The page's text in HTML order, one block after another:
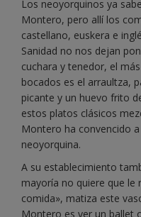
Los neoyorquinos ya
Montero, pero allí los
castellano, euskera e
Sanidad no nos dejan
cuchara y tenedor, el
bocados es el arraultza,
picante y un huevo frito
estos platos clásicos
Montero ha convencido
neoyorquina.
A su establecimiento
mayoría no quiere que le
comida», matiza este
Montero es ver un ballet